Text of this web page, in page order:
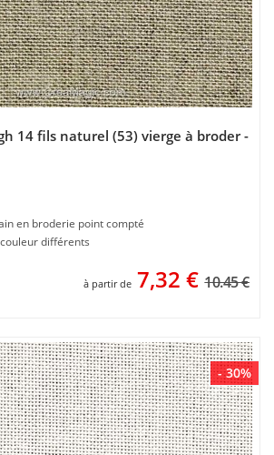
14 fils naturel (53) vierge à broder -
en broderie point compté
différents
à partir de 7,32 € 10.45 €
- 30%